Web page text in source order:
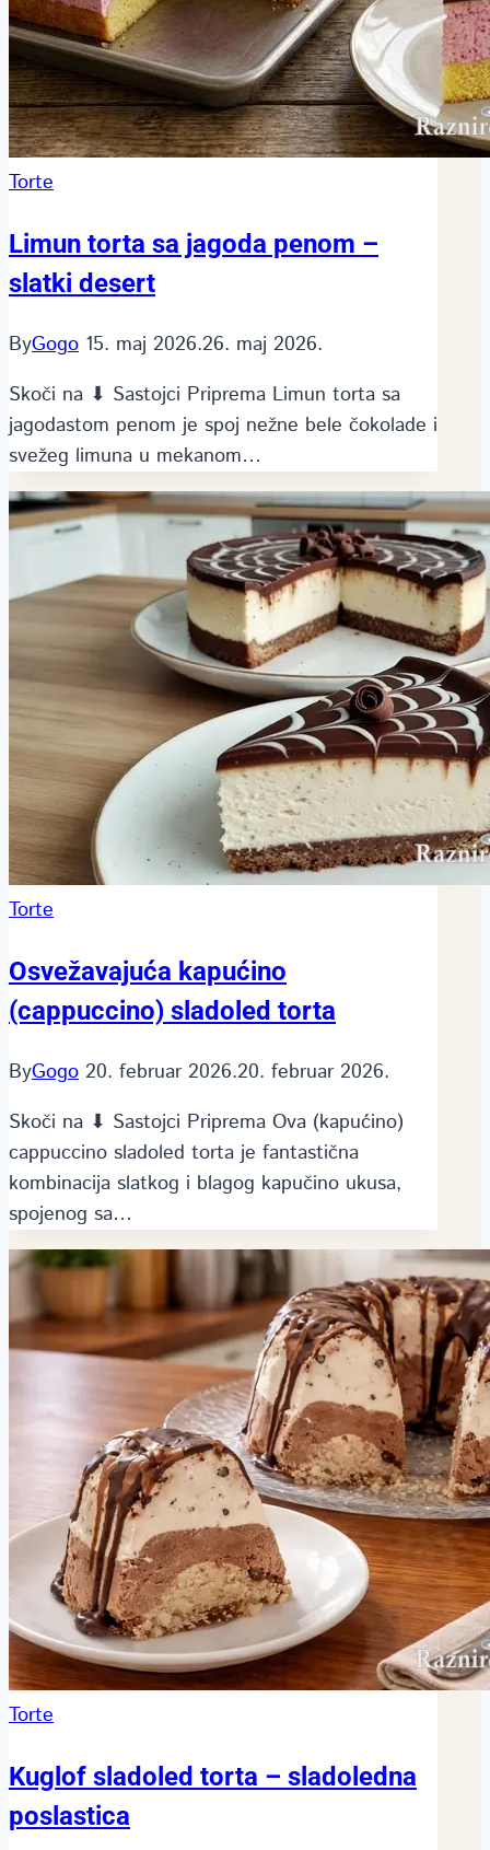
Torte
Limun torta sa jagoda penom –
slatki desert
ByGogo 15. maj 2026.26. maj 2026.
Skoči na ⬇ Sastojci Priprema Limun torta sa
jagodastom penom je spoj nežne bele čokolade i
svežeg limuna u mekanom…
Torte
Osvežavajuća kapućino
(cappuccino) sladoled torta
ByGogo 20. februar 2026.20. februar 2026.
Skoči na ⬇ Sastojci Priprema Ova (kapućino)
cappuccino sladoled torta je fantastična
kombinacija slatkog i blagog kapučino ukusa,
spojenog sa…
Torte
Kuglof sladoled torta – sladoledna
poslastica